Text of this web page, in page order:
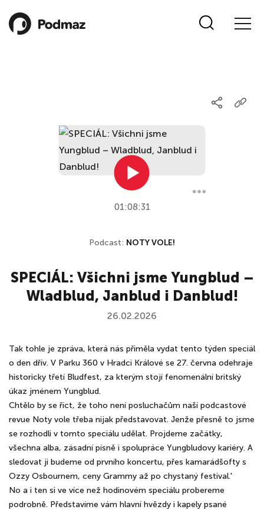
01:08:31
Podcast: NOTY VOLE!
SPECIÁL: Všichni jsme Yungblud –
Wladblud, Janblud i Danblud!
26.02.2026
Tak tohle je zpráva, která nás přiměla vydat tento týden speciál
o den dřív. V Parku 360 v Hradci Králové se 27. června odehraje
historicky třetí Bludfest, za kterým stojí fenomenální britský
úkaz jménem Yungblud.
Chtělo by se říct, že toho není posluchačům naší podcastové
revue Noty vole třeba nijak představovat. Jenže přesně to jsme
se rozhodli v tomto speciálu udělat. Projdeme začátky,
všechna alba, zásadní písně i spolupráce Yungbludovy kariéry. A
sledovat ji budeme od prvního koncertu, přes kamarádšofty s
Ozzy Osbournem, ceny Grammy až po chystaný festival.'
No a i ten si ve více než hodinovém speciálu probereme
podrobně. Představíme vám hlavní hvězdy i kapely psané